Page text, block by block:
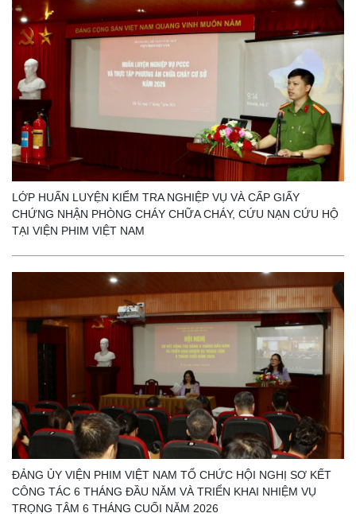
LỚP HUẤN LUYỆN KIỂM TRA NGHIỆP VỤ VÀ CẤP GIẤY
CHỨNG NHẬN PHÒNG CHÁY CHỮA CHÁY, CỨU NẠN CỨU HỘ
TẠI VIỆN PHIM VIỆT NAM
ĐẢNG ỦY VIỆN PHIM VIỆT NAM TỔ CHỨC HỘI NGHỊ SƠ KẾT
CÔNG TÁC 6 THÁNG ĐẦU NĂM VÀ TRIỂN KHAI NHIỆM VỤ
TRỌNG TÂM 6 THÁNG CUỐI NĂM 2026